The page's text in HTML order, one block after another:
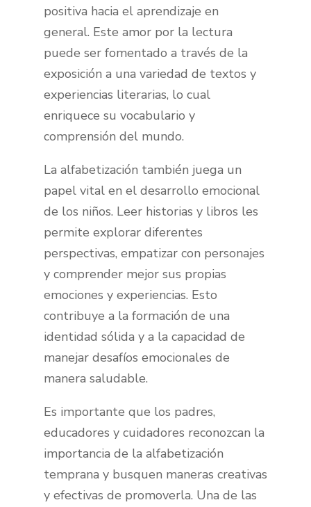
positiva hacia el aprendizaje en
general. Este amor por la lectura
puede ser fomentado a través de la
exposición a una variedad de textos y
experiencias literarias, lo cual
enriquece su vocabulario y
comprensión del mundo.
La alfabetización también juega un
papel vital en el desarrollo emocional
de los niños. Leer historias y libros les
permite explorar diferentes
perspectivas, empatizar con personajes
y comprender mejor sus propias
emociones y experiencias. Esto
contribuye a la formación de una
identidad sólida y a la capacidad de
manejar desafíos emocionales de
manera saludable.
Es importante que los padres,
educadores y cuidadores reconozcan la
importancia de la alfabetización
temprana y busquen maneras creativas
y efectivas de promoverla. Una de las